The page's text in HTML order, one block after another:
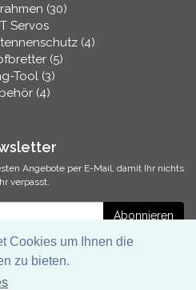
(30)
Servos
(4)
(5)
Tool (3)
(4)
Angebote per E-Mail, damit Ihr nichts
verpasst.
Abonnieren
Cookies um Ihnen die
zu bieten.